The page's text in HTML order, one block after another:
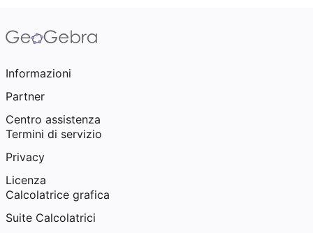
Informazioni
Partner
Centro assistenza
Termini di servizio
Privacy
Licenza
Calcolatrice grafica
Suite Calcolatrici